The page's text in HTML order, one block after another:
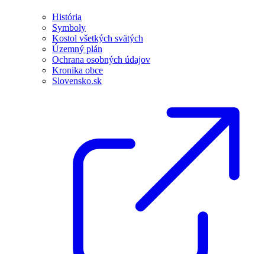
História
Symboly
Kostol všetkých svätých
Územný plán
Ochrana osobných údajov
Kronika obce
Slovensko.sk